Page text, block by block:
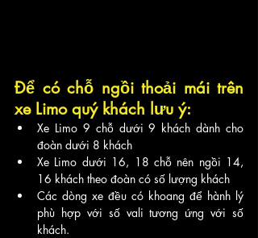
Để có chỗ ngồi thoải mái trên
xe Limo quý khách lưu ý:
Xe Limo 9 chỗ dưới 9 khách dành cho
đoàn dưới 8 khách
Xe Limo dưới 16, 18 chỗ nên ngồi 14,
16 khách theo đoàn có số lượng khách
Các dòng xe đều có khoang để hành lý
phù hợp với số vali tương ứng với số
khách.